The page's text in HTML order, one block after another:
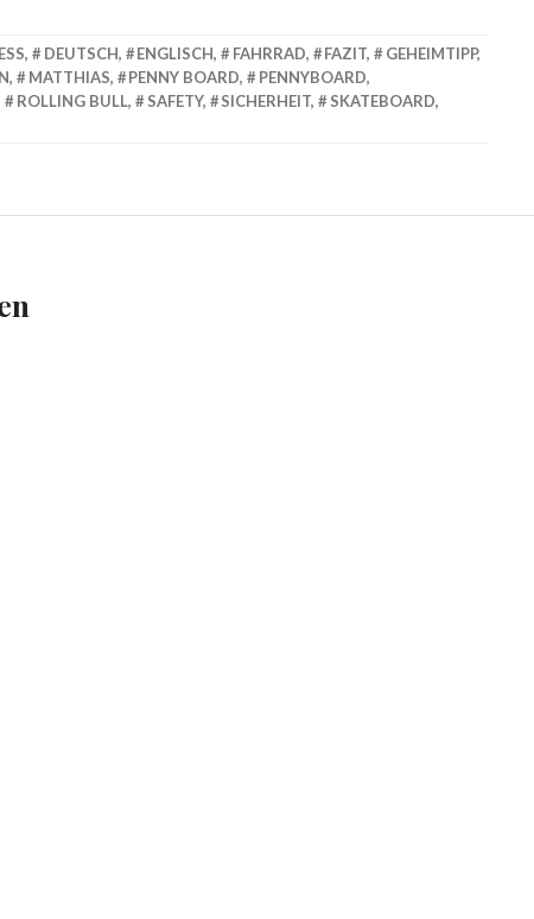
, DEUTSCH, ENGLISCH, FAHRRAD, FAZIT, GEHEIMTIPP,
, MATTHIAS, PENNY BOARD, PENNYBOARD,
ROLLING BULL, SAFETY, SICHERHEIT, SKATEBOARD,